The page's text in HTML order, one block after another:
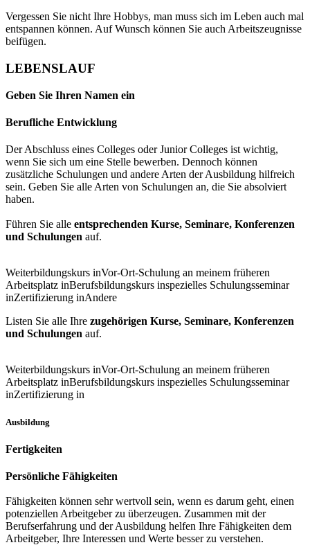
Vergessen Sie nicht Ihre Hobbys, man muss sich im Leben auch mal
entspannen können. Auf Wunsch können Sie auch Arbeitszeugnisse
beifügen.
LEBENSLAUF
Geben Sie Ihren Namen ein
Berufliche Entwicklung
Der Abschluss eines Colleges oder Junior Colleges ist wichtig,
wenn Sie sich um eine Stelle bewerben. Dennoch können
zusätzliche Schulungen und andere Arten der Ausbildung hilfreich
sein. Geben Sie alle Arten von Schulungen an, die Sie absolviert
haben.
Führen Sie alle entsprechenden Kurse, Seminare, Konferenzen
und Schulungen auf.
Weiterbildungskurs inVor-Ort-Schulung an meinem früheren
Arbeitsplatz inBerufsbildungskurs inspezielles Schulungsseminar
inZertifizierung inAndere
Listen Sie alle Ihre zugehörigen Kurse, Seminare, Konferenzen
und Schulungen auf.
Weiterbildungskurs inVor-Ort-Schulung an meinem früheren
Arbeitsplatz inBerufsbildungskurs inspezielles Schulungsseminar
inZertifizierung in
Ausbildung
Fertigkeiten
Persönliche Fähigkeiten
Fähigkeiten können sehr wertvoll sein, wenn es darum geht, einen
potenziellen Arbeitgeber zu überzeugen. Zusammen mit der
Berufserfahrung und der Ausbildung helfen Ihre Fähigkeiten dem
Arbeitgeber, Ihre Interessen und Werte besser zu verstehen.